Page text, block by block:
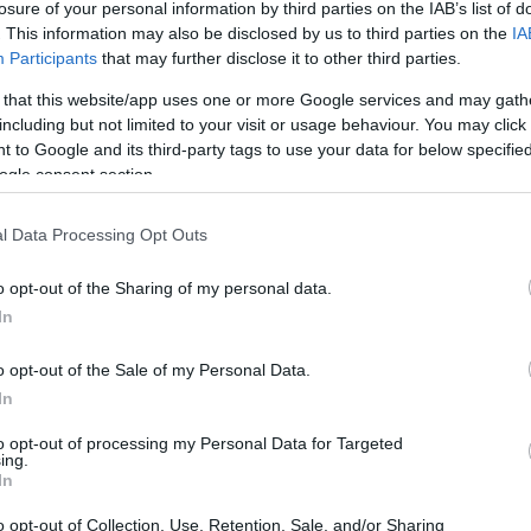
of your personal information by third parties on the IAB’s list of
This information may also be disclosed by us to third parties on the
Participants that may further disclose it to other third parties.
that this website/app uses one or more Google services and may
but not limited to your visit or usage behaviour. You may
to Google and its third-party tags to use your data for below
consent section.
Data Processing Opt Outs
opt-out of the Sharing of my personal data.
opt-out of the Sale of my Personal Data.
opt-out of processing my Personal Data for Targeted
opt-out of Collection, Use, Retention, Sale, and/or Sharing
očekivali. To može biti vraćeni dug, zaostala isplata ili drugi
nagomilane troškove.